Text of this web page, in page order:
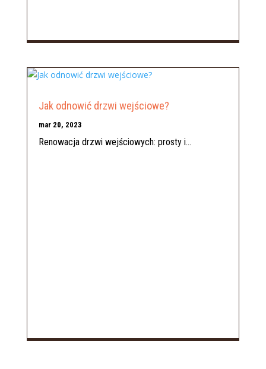
Jak odnowić drzwi wejściowe?
mar 20, 2023
Renowacja drzwi wejściowych: prosty i...